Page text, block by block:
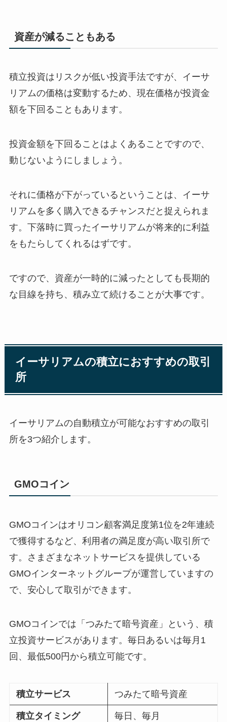
資産が減ることもある
積立投資はリスクが低い投資手法ですが、イーサ
リアムの価格は変動するため、現在価格が投資金
額を下回ることもあります。
投資金額を下回ることはよくあることですので、
動じないようにしましょう。
それに価格が下がっているということは、イーサ
リアムを多く購入できるチャンスだと捉えられま
す。下落時に買ったイーサリアムが将来的に利益
をもたらしてくれるはずです。
ですので、資産が一時的に減ったとしても長期的
な目線を持ち、積み立て続けることが大事です。
イーサリアムの積立におすすめの取引
所
イーサリアムの自動積立が可能なおすすめの取引
所を3つ紹介します。
GMOコイン
GMOコインはオリコン顧客満足度第1位を2年連続
で獲得するなど、利用者の満足度が高い取引所で
す。さまざまなネットサービスを提供している
GMOインターネットグループが運営していますの
で、安心して取引ができます。
GMOコインでは「つみたて暗号資産」という、積
立投資サービスがあります。毎日あるいは毎月1
回、最低500円から積立可能です。
積立サービス つみたて暗号資産
積立タイミング 毎日、毎月